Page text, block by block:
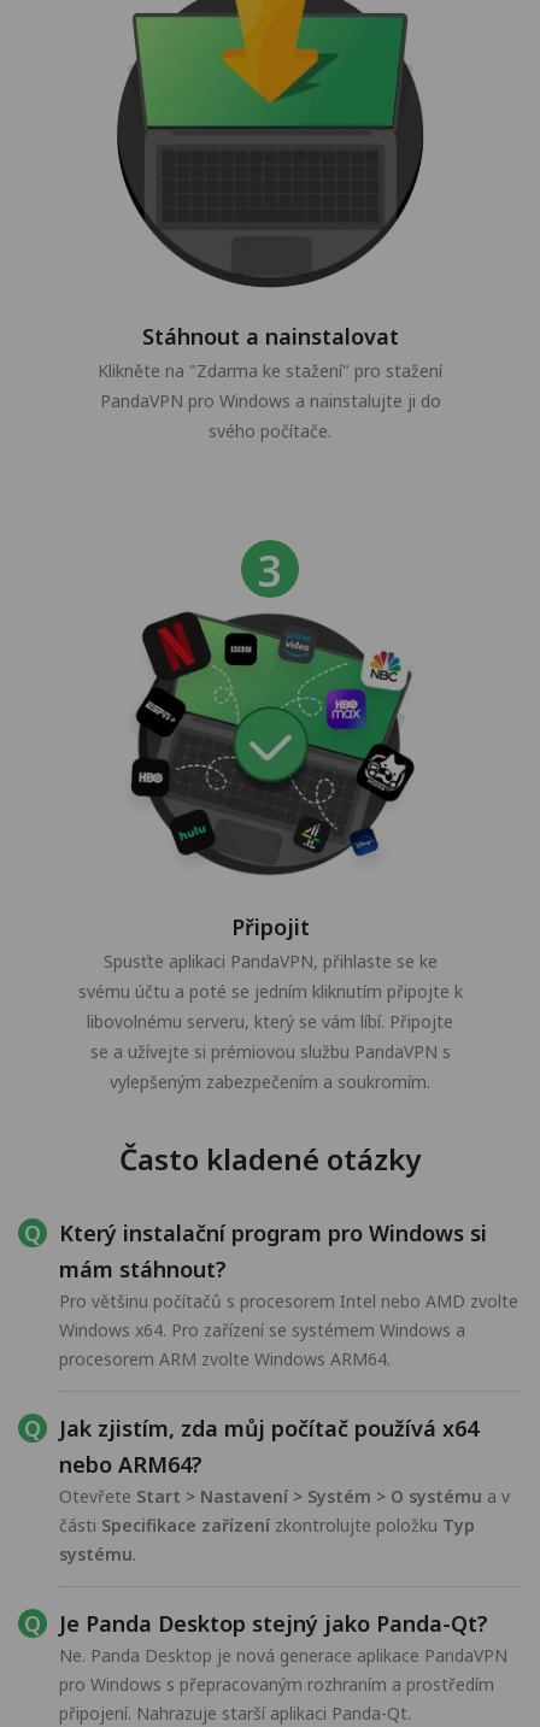
Stáhnout a nainstalovat
Klikněte na "Zdarma ke stažení" pro stažení
PandaVPN pro Windows a nainstalujte ji do
svého počítače.
Připojit
Spusťte aplikaci PandaVPN, přihlaste se ke
svému účtu a poté se jedním kliknutím připojte k
libovolnému serveru, který se vám líbí. Připojte
se a užívejte si prémiovou službu PandaVPN s
vylepšeným zabezpečením a soukromím.
Často kladené otázky
Který instalační program pro Windows si
mám stáhnout?
Pro většinu počítačů s procesorem Intel nebo AMD zvolte
Windows x64. Pro zařízení se systémem Windows a
procesorem ARM zvolte Windows ARM64.
Jak zjistím, zda můj počítač používá x64
nebo ARM64?
Otevřete Start > Nastavení > Systém > O systému a v
části Specifikace zařízení zkontrolujte položku Typ
systému.
Je Panda Desktop stejný jako Panda-Qt?
Ne. Panda Desktop je nová generace aplikace PandaVPN
pro Windows s přepracovaným rozhraním a prostředím
připojení. Nahrazuje starší aplikaci Panda-Qt.